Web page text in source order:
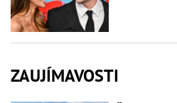
ZAUJÍMAVOSTI